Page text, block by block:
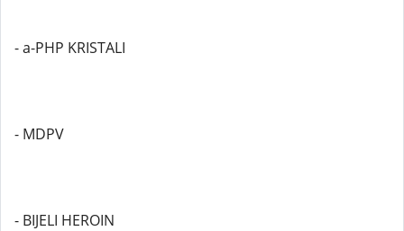
- a-PHP KRISTALI
- MDPV
- BIJELI HEROIN